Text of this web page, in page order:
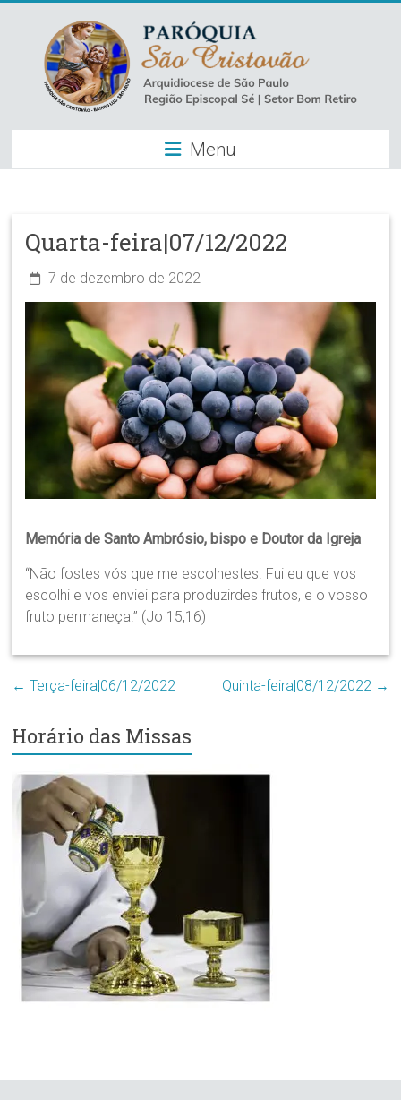
content
Paróquia
São
–
Luz
Arquidiocese
Paulo
Região
Episcopal
Setor
Retiro
Menu
Quarta-feira|07/12/2022
7 de dezembro de 2022
Memória de Santo Ambrósio, bispo e Doutor da Igreja
“Não fostes vós que me escolhestes. Fui eu que vos
escolhi e vos enviei para produzirdes frutos, e o vosso
fruto permaneça.” (Jo 15,16)
← Terça-feira|06/12/2022 Quinta-feira|08/12/2022 →
Horário das Missas